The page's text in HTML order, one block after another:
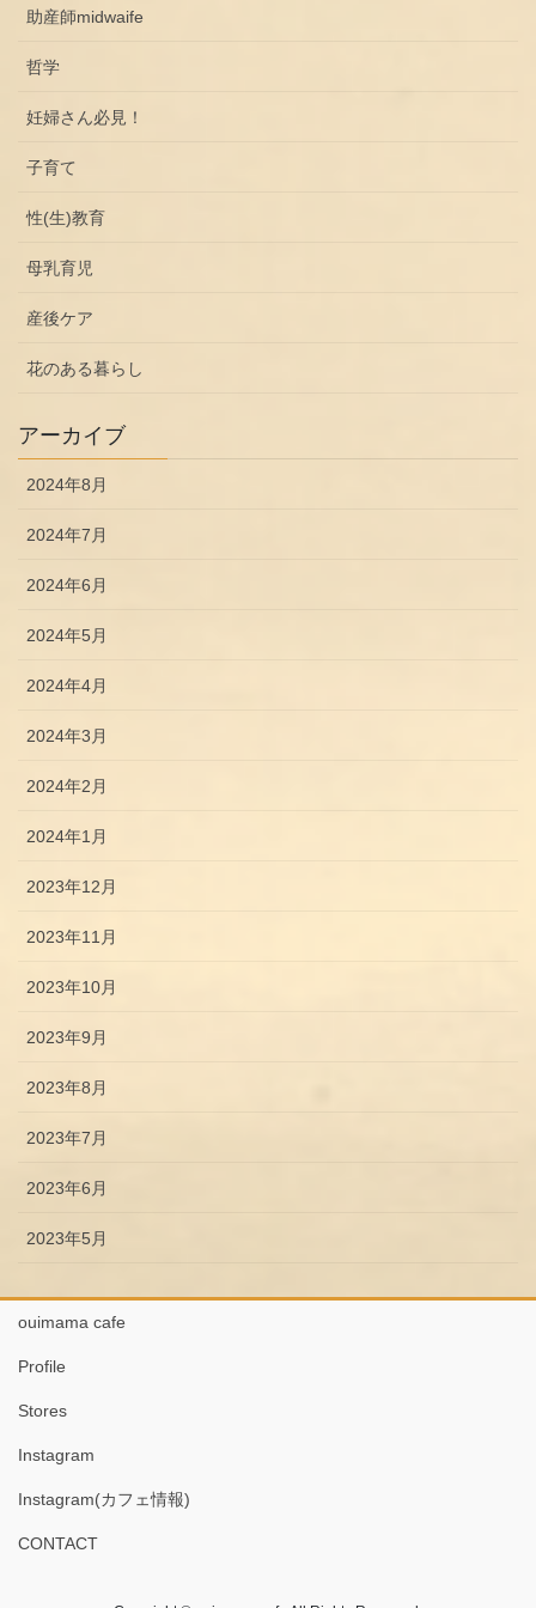
助産師midwaife
哲学
妊婦さん必見！
子育て
性(生)教育
母乳育児
産後ケア
花のある暮らし
アーカイブ
2024年8月
2024年7月
2024年6月
2024年5月
2024年4月
2024年3月
2024年2月
2024年1月
2023年12月
2023年11月
2023年10月
2023年9月
2023年8月
2023年7月
2023年6月
2023年5月
ouimama cafe
Profile
Stores
Instagram
Instagram(カフェ情報)
CONTACT